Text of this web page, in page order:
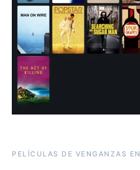
PELÍCULAS DE VENGANZAS